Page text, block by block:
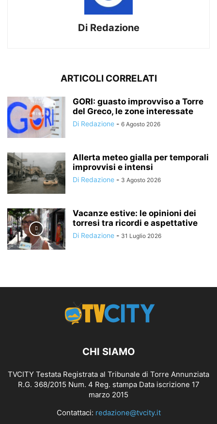
Di Redazione
ARTICOLI CORRELATI
GORI: guasto improvviso a Torre
del Greco, le zone interessate
Di Redazione - 6 Agosto 2026
Allerta meteo gialla per temporali
improvvisi e intensi
Di Redazione - 3 Agosto 2026
Vacanze estive: le opinioni dei
torresi tra ricordi e aspettative
Di Redazione - 31 Luglio 2026
CHI SIAMO
TVCITY Testata Registrata al Tribunale di Torre Annunziata
R.G. 368/2015 Num. 4 Reg. stampa Data iscrizione 17
marzo 2015
Contattaci: redazione@tvcity.it